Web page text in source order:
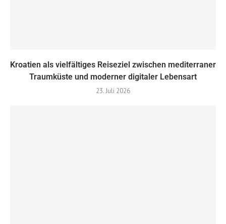
Kroatien als vielfältiges Reiseziel zwischen mediterraner
Traumküste und moderner digitaler Lebensart
23. Juli 2026